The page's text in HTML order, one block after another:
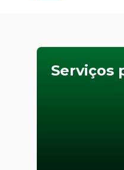
Serviços